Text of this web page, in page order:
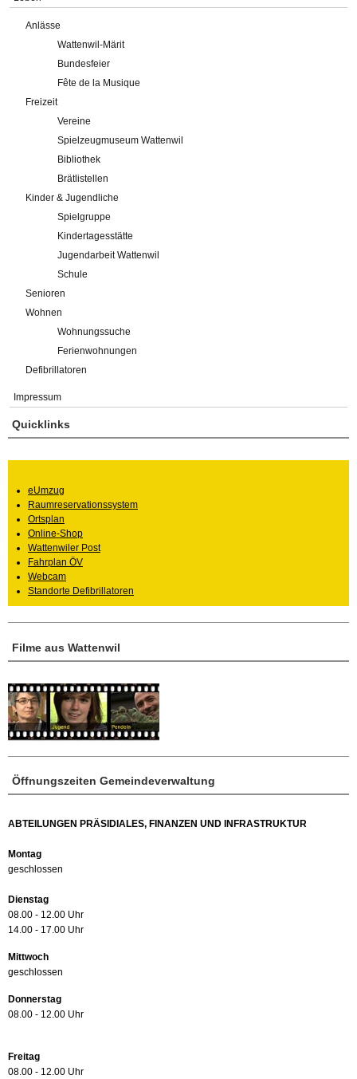
Anlässe
Wattenwil-Märit
Bundesfeier
Fête de la Musique
Freizeit
Vereine
Spielzeugmuseum Wattenwil
Bibliothek
Brätlistellen
Kinder & Jugendliche
Spielgruppe
Kindertagesstätte
Jugendarbeit Wattenwil
Schule
Senioren
Wohnen
Wohnungssuche
Ferienwohnungen
Defibrillatoren
Impressum
Öffnungszeiten Gemeindeverwaltung
ABTEILUNGEN PRÄSIDIALES, FINANZEN UND INFRASTRUKTUR
Montag
geschlossen
Dienstag
08.00 - 12.00 Uhr
14.00 - 17.00 Uhr
Mittwoch
geschlossen
Donnerstag
08.00 - 12.00 Uhr
Freitag
08.00 - 12.00 Uhr
Filme aus Wattenwil
Quicklinks
eUmzug
Raumreservationssystem
Ortsplan
Online-Shop
Wattenwiler Post
Fahrplan ÖV
Webcam
Standorte Defibrillatoren